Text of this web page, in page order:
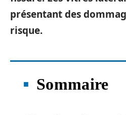
présentant des
risque.
Sommaire